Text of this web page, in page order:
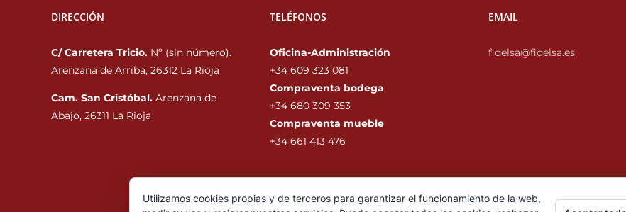
DIRECCIÓN
C/ Carretera Tricio. Nº (sin número).
Arenzana de Arriba, 26312 La Rioja
Cam. San Cristóbal. Arenzana de
Abajo, 26311 La Rioja
TELÉFONOS
Oficina-Administración
+34 609 323 081
Compraventa bodega
+34 680 309 353‬
Compraventa mueble
+34 661 413 476‬
EMAIL
fidelsa@fidelsa.es
Utilizamos cookies propias y de terceros para garantizar el funcionamiento de la web,